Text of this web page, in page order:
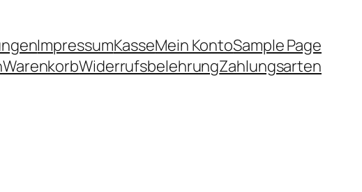
ImpressumKasseMein KontoSample Page
WarenkorbWiderrufsbelehrungZahlungsarten